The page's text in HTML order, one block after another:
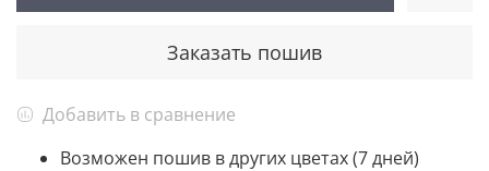
Заказать пошив
Добавить в сравнение
Возможен пошив в других цветах (7 дней)